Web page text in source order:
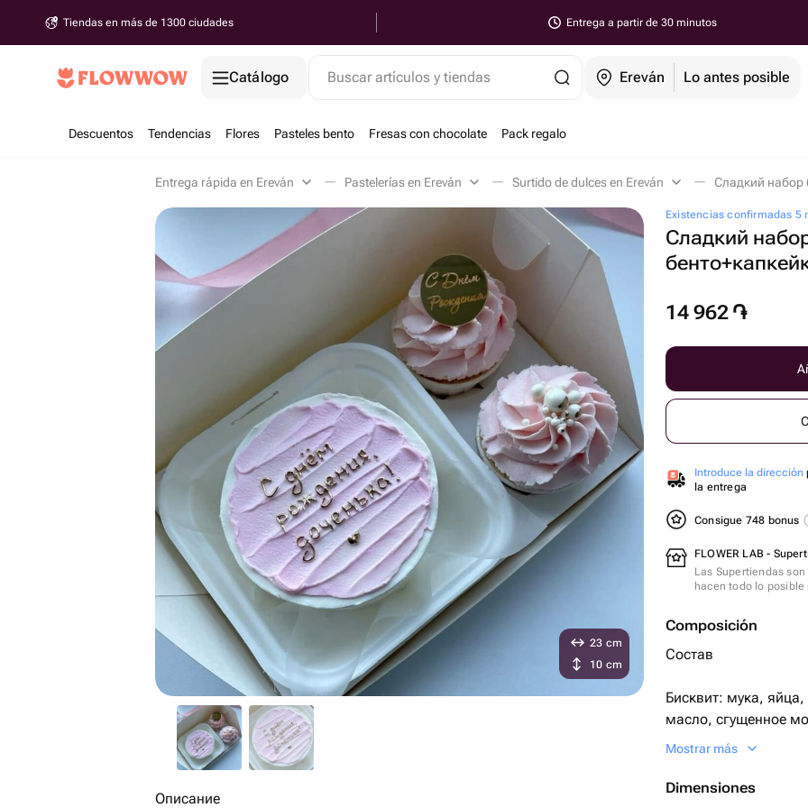
Tiendas en más de 1300 ciudades Entrega a partir de 30 minutos
Catálogo Buscar artículos y tiendas Ereván Lo antes posible
Descuentos Tendencias Flores Pasteles bento Fresas con chocolate Pack regalo
Entrega rápida en Ereván Pastelerías en Ereván Surtido de dulces en Ereván Сладкий набор
Existencias confirmadas 5
Сладкий
14 962 ֏
Introduce la dirección
la entrega
Consigue 748 bonus
FLOWER LAB -
Las Supertiendas
hacen todo lo
Composición
Состав
Бисквит: мука,
масло, сгущенное
Mostrar más
Dimensiones
23 cm
10 cm
Описание